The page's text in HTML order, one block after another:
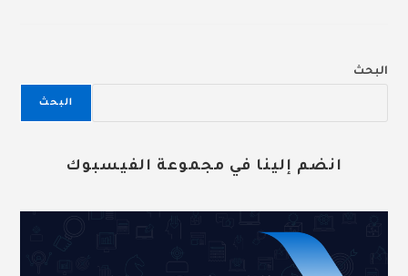
البحث
البحث
انضم إلينا في مجموعة الفيسبوك